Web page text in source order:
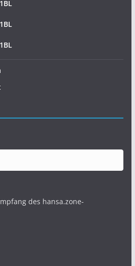
des hansa.zone-